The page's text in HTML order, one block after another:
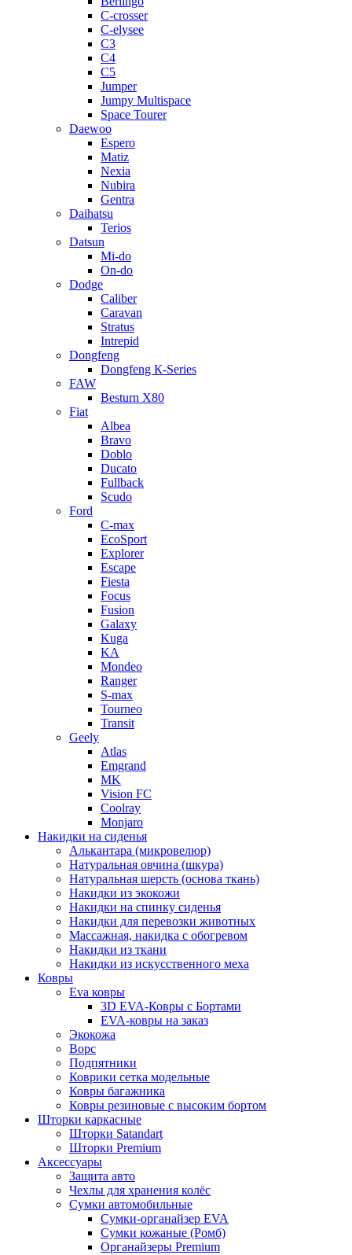
C-crosser
C-elysee
C3
C4
C5
Jumper
Jumpy Multispace
Space Tourer
Daewoo
Espero
Matiz
Nexia
Nubira
Gentra
Daihatsu
Terios
Datsun
Mi-do
On-do
Dodge
Caliber
Caravan
Stratus
Intrepid
Dongfeng
Dongfeng К-Series
FAW
Besturn Х80
Fiat
Albea
Bravo
Doblo
Ducato
Fullback
Scudo
Ford
C-max
EcoSport
Explorer
Escape
Fiesta
Focus
Fusion
Galaxy
Kuga
KA
Mondeo
Ranger
S-max
Tourneo
Transit
Geely
Atlas
Emgrand
MK
Vision FC
Coolray
Monjaro
Накидки на сиденья
Алькантара (микровелюр)
Натуральная овчина (шкура)
Натуральная шерсть (основа ткань)
Накидки из экокожи
Накидки на спинку сиденья
Накидки для перевозки животных
Массажная, накидка с обогревом
Накидки из ткани
Накидки из искусственного меха
Ковры
Eva ковры
3D EVA-Ковры с Бортами
EVA-ковры на заказ
Экокожа
Ворс
Подпятники
Коврики сетка модельные
Ковры багажника
Ковры резиновые с высоким бортом
Шторки каркасные
Шторки Satandart
Шторки Premium
Аксессуары
Защита авто
Чехлы для хранения колёс
Сумки автомобильные
Сумки-органайзер EVA
Сумки кожаные (Ромб)
Органайзеры Premium